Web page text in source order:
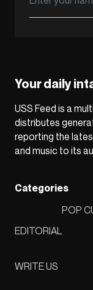
Your daily
USS Feed is a
distributes
reporting the
and music to its
Categories
EDITORIAL
POP
WRITE US